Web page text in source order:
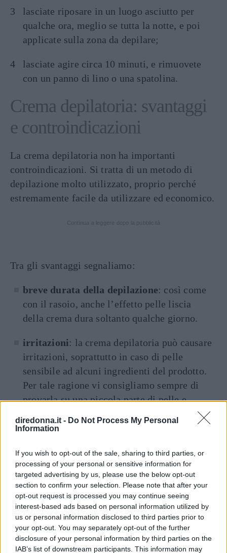
diredonna.it - Do Not Process My Personal
Information
If you wish to opt-out of the sale, sharing to third parties, or
processing of your personal or sensitive information for
targeted advertising by us, please use the below opt-out
section to confirm your selection. Please note that after your
opt-out request is processed you may continue seeing
interest-based ads based on personal information utilized by
us or personal information disclosed to third parties prior to
your opt-out. You may separately opt-out of the further
disclosure of your personal information by third parties on the
IAB’s list of downstream participants. This information may
lasciate riposare in un luogo asciutto per
qualche ora, meglio se tutta la notte, e poi
applicate sulla zona da depilare;
lasciate agire circa 10 minuti, e rimuovete
con un panno di lino o una spatolina.
Crema depilatoria: svantaggi
e controindicazioni
La crema depilatoria non ha importanti
controindicazioni. Si tratta di un metodo di
depilazione molto utilizzato, proprio perché
estremamente facile da utilizzare ed economico.
Tra gli svantaggi segnaliamo:
breve durata della depilazione: così come
con il rasoio, anche l’effetto pelle liscia
della crema dura soltanto qualche giorno.
irritazioni: la crema depilatoria può causare
irritazioni, soprattutto in caso di pelle
sensibile ad alcuni ingredienti del prodotto.
Per tale ragione vi consigliamo sempre di
provarla su una piccola parte di pelle e,
soprattutto, optare per le formulazioni più
delicate.
Seguici anche su Google News!
ENTRA NEL NOSTRO CANALE
FACEBOOK
CONDIVIDI SU
TWITTER
CONDIVIDI SU
WHATSAPP
Ultime News